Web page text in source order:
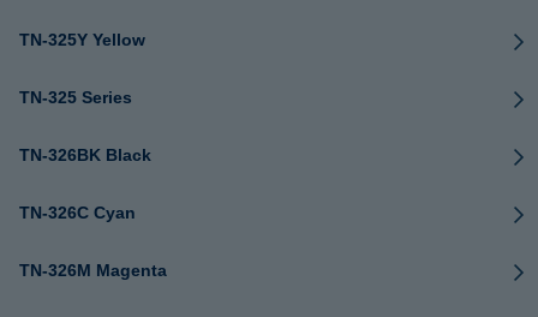
TN-325Y Yellow
TN-325 Series
TN-326BK Black
TN-326C Cyan
TN-326M Magenta